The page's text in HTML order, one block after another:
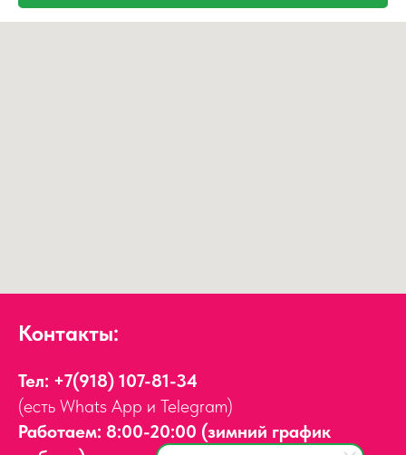
Контакты:
Тел: +7(918) 107-81-34
(есть Whats App и Telegram)
Работаем: 8:00-20:00 (зимний график